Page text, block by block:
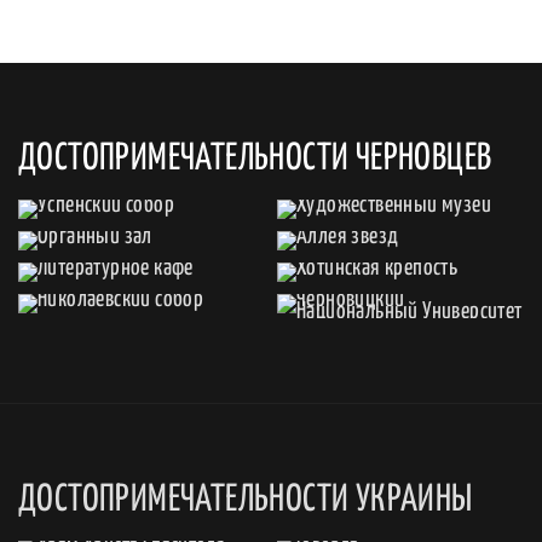
ДОСТОПРИМЕЧАТЕЛЬНОСТИ ЧЕРНОВЦЕВ
ДОСТОПРИМЕЧАТЕЛЬНОСТИ УКРАИНЫ